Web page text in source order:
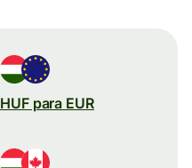
HUF para EUR